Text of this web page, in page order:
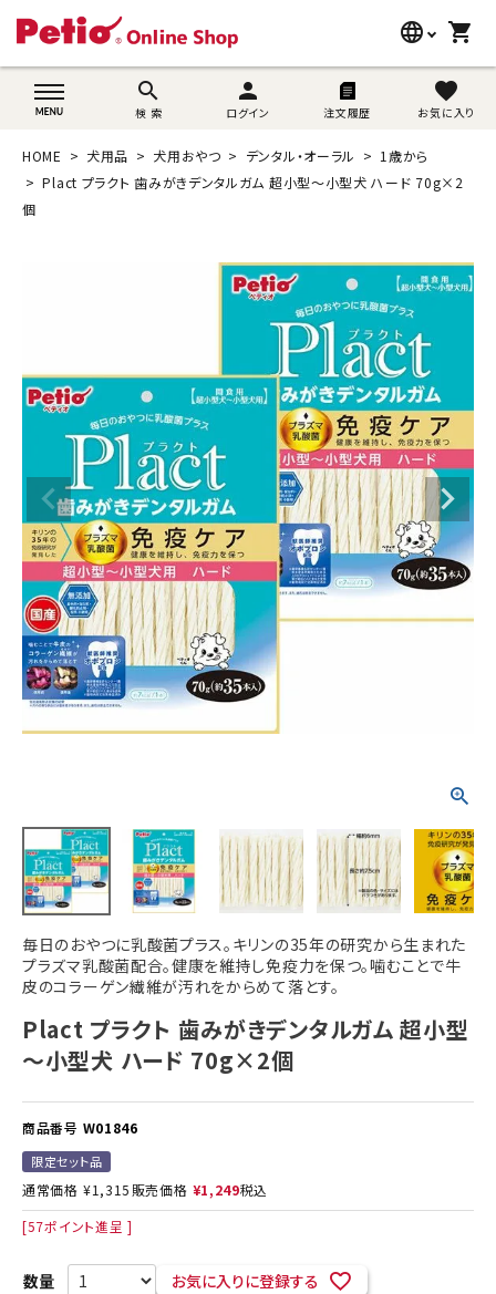
language
wovn-lang-name
shopping_cart
search
検 索
person
ログイン 注文履歴
favorite
お気に入り
search
猫用品
SNS
ご利用案内
ACCOUNT MENU
ようこそ ゲスト 様
meeting_room ログイン person
HOME 犬用品 犬用おやつ デンタル・オーラル
1歳から
Plact プラクト 歯みがきデンタルガム 超小型～小型犬 ハード 70g×2
個
毎日のおやつに乳酸菌プラス。キリンの35年の研究から生まれた
プラズマ乳酸菌配合。健康を維持し免疫力を保つ。噛むことで牛
皮のコラーゲン繊維が汚れをからめて落とす。
Plact プラクト 歯みがきデンタルガム 超小型
～小型犬 ハード 70g×2個
商品番号 W01846
限定セット品
通常価格 ¥1,315 販売価格 ¥1,249税込
[57ポイント進呈 ]
お気に入りに登録する